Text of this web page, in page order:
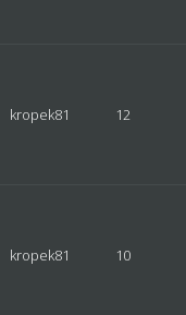
kropek81 12
kropek81 10